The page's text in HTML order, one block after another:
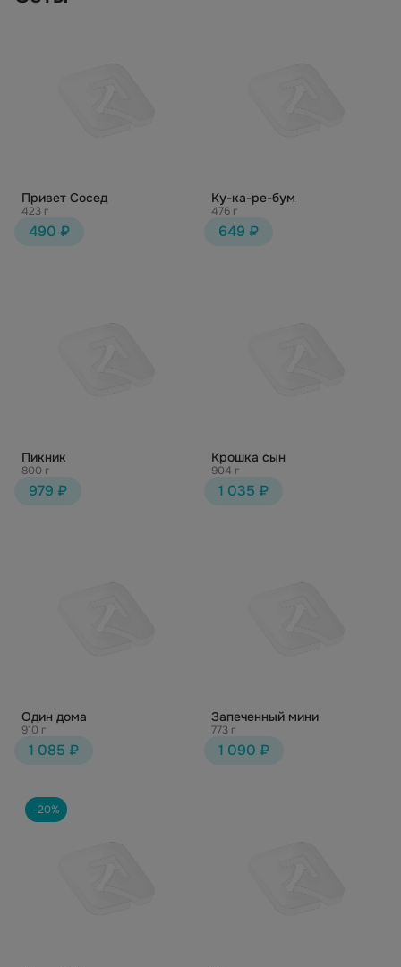
Привет Сосед
423 г
490 ₽
Ку-ка-ре-бум
476 г
649 ₽
Пикник
800 г
979 ₽
Крошка сын
904 г
1 035 ₽
Один дома
910 г
1 085 ₽
Запеченный мини
773 г
1 090 ₽
-20%